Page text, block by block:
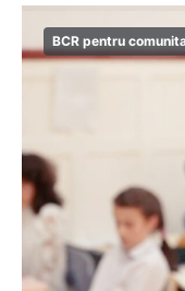
BCR pentru